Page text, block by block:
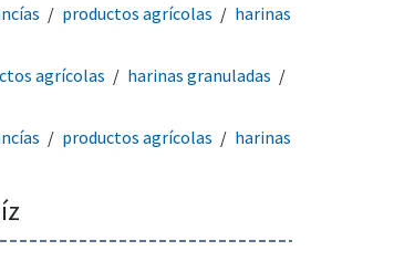
productos agrícolas
harinas
agrícolas
harinas granuladas
productos agrícolas
harinas